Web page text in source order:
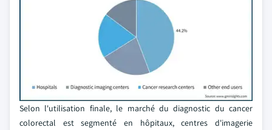
Selon l'utilisation finale, le marché du diagnostic du cancer
colorectal est segmenté en hôpitaux, centres d'imagerie